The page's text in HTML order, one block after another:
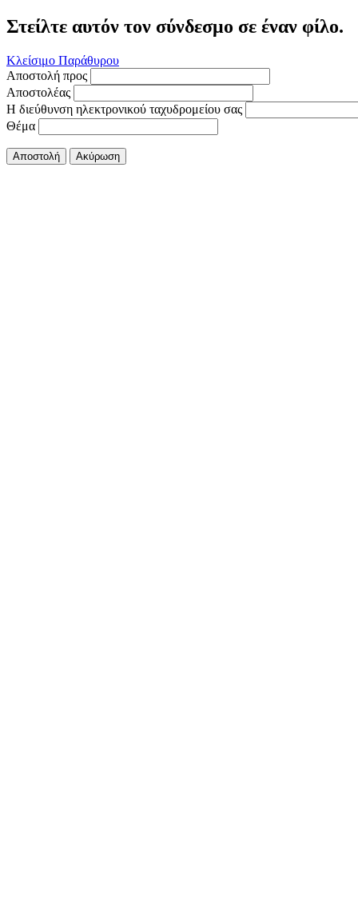
Στείλτε αυτόν τον σύνδεσμο σε έναν φίλο.
Κλείσιμο Παράθυρου
Αποστολή προς
Αποστολέας
Η διεύθυνση ηλεκτρονικού ταχυδρομείου σας
Θέμα
Αποστολή Ακύρωση